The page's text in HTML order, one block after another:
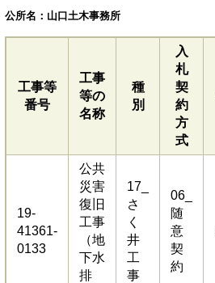
公所名：山口土木事務所
工事等
番号
工事
等の
名称
種
別
入
札
契
約
方
式
19-
41361-
0133
公共
災害
復旧
工事
（地
下水
排
17_
さ
く
井
工
事
06_
随
意
契
約